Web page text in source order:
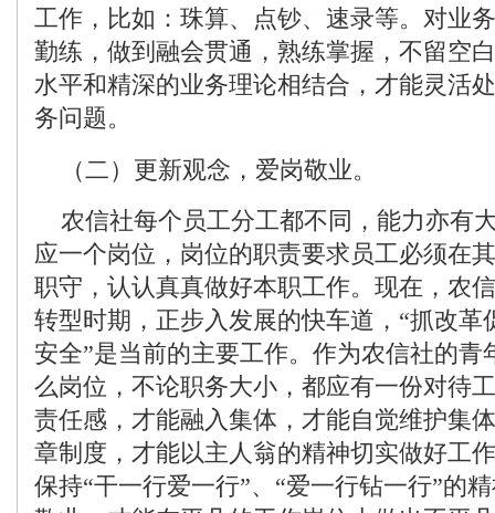
工作，比如：珠算、点钞、速录等。对业
勤练，做到融会贯通，熟练掌握，不留空
水平和精深的业务理论相结合，才能灵活
务问题。
（二）更新观念，爱岗敬业。
农信社每个员工分工都不同，能力亦有
应一个岗位，岗位的职责要求员工必须在
职守，认认真真做好本职工作。现在，农
转型时期，正步入发展的快车道，“抓改革
安全”是当前的主要工作。作为农信社的青
么岗位，不论职务大小，都应有一份对待
责任感，才能融入集体，才能自觉维护集
章制度，才能以主人翁的精神切实做好工
保持“干一行爱一行”、“爱一行钻一行”的